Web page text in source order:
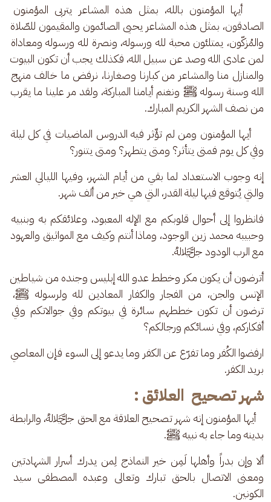
أيها المؤمنون بالله، بمثل هذه المشاعر يتربى المؤمنون
الصادقون، بمثل هذه المشاعر يحيى الصائمون والمقيمون للصّلاة
والمُزكّون، يمتلئون محبة لله ورسوله، ونصرة لله ورسوله ومعاداة
لمن عادى الله وصد عن سبيل الله، فكذلك يجب أن تكون البيوت
والمنازل منا والمشاعر من كبارنا وصغارنا، نرفض ما خالف منهج
الله وسنة رسوله ﷺ ونغنم أيامنا المباركة، ولقد مر علينا ما يقرب
من نصف الشهر الكريم المبارك.
أيها المؤمنون ومن لم تؤّثر فيه الدروس الماضيات في كل ليلة
وفي كل يوم فمتى يتأثر؟ ومتى يتطهر؟ ومتى يتنور؟
إنه وجوب الاستعداد لما بقي من أيام الشهر، وفيها الليالي العشر
والتي يُتوقع فيها ليلة القدر، التي هي خير من ألف شهر.
فانظروا إلى أحوال قلوبكم مع الإله المعبود، وعلائقكم به وبنبيه
وحبيبه محمد زين الوجود، وماذا أنتم وكيف مع المواثيق والعهود
مع الرب الودود ﷻ.
أترضون أن يكون مكر وخطط عدو الله إبليس وجنده من شياطين
الإنس والجن، من الفجار والكفار المعادين لله ولرسوله ﷺ،
ترضون أن تكون خططهم سائرة في بيوتكم وفي جوالاتكم وفي
أفكاركم، وفي نسائكم ورجالكم؟
ارفضوا الكُفر وما تفرّع عن الكفر وما يدعو إلى السوء فإن المعاصي
بريد الكفر.
شهر تصحيح العلائق :
أيها المؤمنون إنه شهر تصحيح العلاقة مع الحق ﷻ، والرابطة
بدينه وما جاء به نبيه ﷺ.
ألا وإن بدراً وأهلها لَمِن خير النماذج لِمن يدرك أسرار الشهادتين
ومعنى الاتصال بالحق تبارك وتعالى وعبده المصطفى سيد
الكونين.